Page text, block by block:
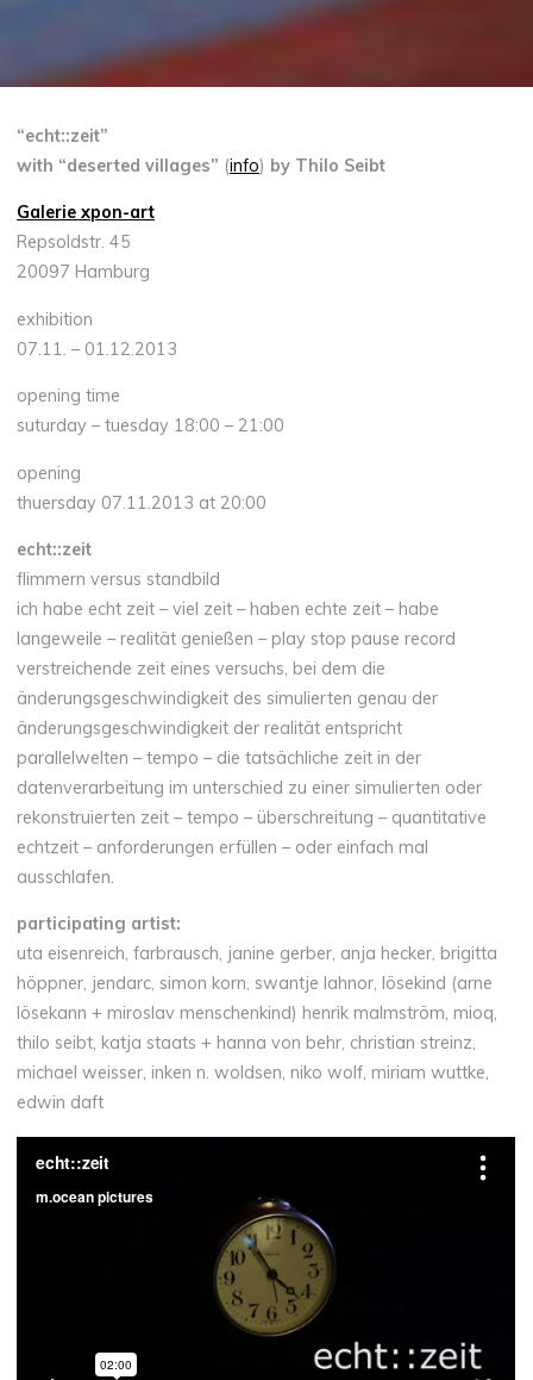
“echt::zeit”
with “deserted villages” (info) by Thilo Seibt
Galerie xpon-art
Repsoldstr. 45
20097 Hamburg
exhibition
07.11. – 01.12.2013
opening time
suturday – tuesday 18:00 – 21:00
opening
thuersday 07.11.2013 at 20:00
echt::zeit
flimmern versus standbild
ich habe echt zeit – viel zeit – haben echte zeit – habe
langeweile – realität genießen – play stop pause record
verstreichende zeit eines versuchs, bei dem die
änderungsgeschwindigkeit des simulierten genau der
änderungsgeschwindigkeit der realität entspricht
parallelwelten – tempo – die tatsächliche zeit in der
datenverarbeitung im unterschied zu einer simulierten oder
rekonstruierten zeit – tempo – überschreitung – quantitative
echtzeit – anforderungen erfüllen – oder einfach mal
ausschlafen.
participating artist:
uta eisenreich, farbrausch, janine gerber, anja hecker, brigitta
höppner, jendarc, simon korn, swantje lahnor, lösekind (arne
lösekann + miroslav menschenkind) henrik malmström, mioq,
thilo seibt, katja staats + hanna von behr, christian streinz,
michael weisser, inken n. woldsen, niko wolf, miriam wuttke,
edwin daft